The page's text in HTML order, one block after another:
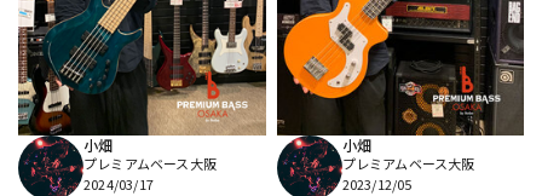
小畑
プレミアムベース大阪
2024/03/17
小畑
プレミアムベース大阪
2023/12/05